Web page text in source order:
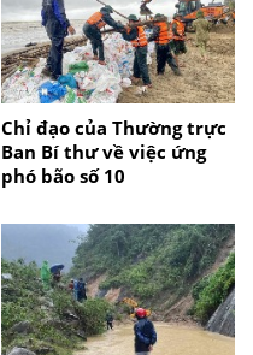
Chỉ đạo của Thường trực
Ban Bí thư về việc ứng
phó bão số 10